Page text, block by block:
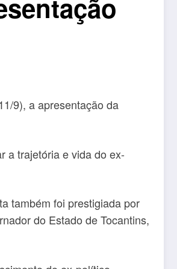
9), a apresentação da
a trajetória e vida do ex-
também foi prestigiada por
do Estado de Tocantins,